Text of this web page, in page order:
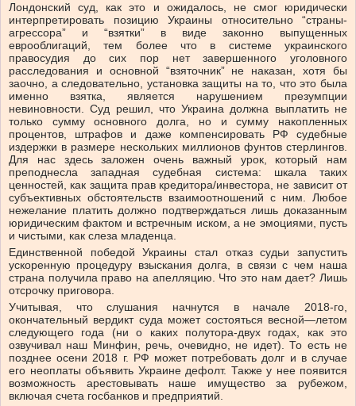
Лондонский суд, как это и ожидалось, не смог юридически
интерпретировать позицию Украины относительно “страны-
агрессора” и “взятки” в виде законно выпущенных
еврооблигаций, тем более что в системе украинского
правосудия до сих пор нет завершенного уголовного
расследования и основной “взяточник” не наказан, хотя бы
заочно, а следовательно, установка защиты на то, что это была
именно взятка, является нарушением презумпции
невиновности. Суд решил, что Украина должна выплатить не
только сумму основного долга, но и сумму накопленных
процентов, штрафов и даже компенсировать РФ судебные
издержки в размере нескольких миллионов фунтов стерлингов.
Для нас здесь заложен очень важный урок, который нам
преподнесла западная судебная система: шкала таких
ценностей, как защита прав кредитора/инвестора, не зависит от
субъективных обстоятельств взаимоотношений с ним. Любое
нежелание платить должно подтверждаться лишь доказанным
юридическим фактом и встречным иском, а не эмоциями, пусть
и чистыми, как слеза младенца.
Единственной победой Украины стал отказ судьи запустить
ускоренную процедуру взыскания долга, в связи с чем наша
страна получила право на апелляцию. Что это нам дает? Лишь
отсрочку приговора.
Учитывая, что слушания начнутся в начале 2018-го,
окончательный вердикт суда может состояться весной—летом
следующего года (ни о каких полутора-двух годах, как это
озвучивал наш Минфин, речь, очевидно, не идет). То есть не
позднее осени 2018 г. РФ может потребовать долг и в случае
его неоплаты объявить Украине дефолт. Также у нее появится
возможность арестовывать наше имущество за рубежом,
включая счета госбанков и предприятий.